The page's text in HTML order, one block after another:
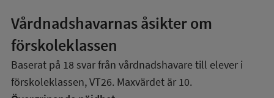
Vårdnadshavarnas åsikter om
förskoleklassen
Baserat på 18 svar från vårdnadshavare till elever i
förskoleklassen,VT26. Maxvärdet är 10.